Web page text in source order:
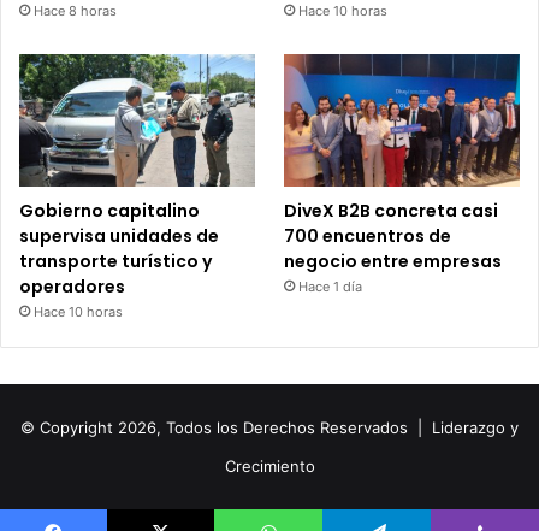
Hace 8 horas Hace 10 horas
Gobierno capitalino
supervisa unidades de
transporte turístico y
operadores
Hace 10 horas
DiveX B2B concreta casi
700 encuentros de
negocio entre empresas
Hace 1 día
© Copyright 2026, Todos los Derechos Reservados | Liderazgo y
Crecimiento